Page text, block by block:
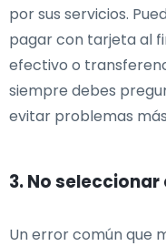
por sus servicios.
pagar con tarjeta al
efectivo o
siempre debes
evitar problemas
3. No
Un error común que